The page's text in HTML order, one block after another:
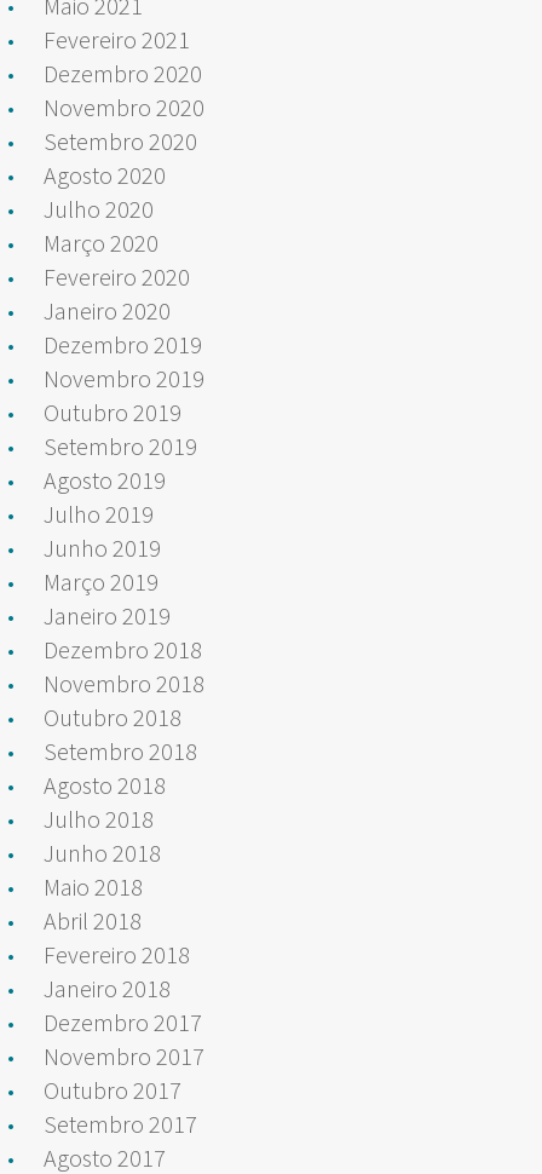
Fevereiro 2021
Dezembro 2020
Novembro 2020
Setembro 2020
Agosto 2020
Julho 2020
Março 2020
Fevereiro 2020
Janeiro 2020
Dezembro 2019
Novembro 2019
Outubro 2019
Setembro 2019
Agosto 2019
Julho 2019
Junho 2019
Março 2019
Janeiro 2019
Dezembro 2018
Novembro 2018
Outubro 2018
Setembro 2018
Agosto 2018
Julho 2018
Junho 2018
Maio 2018
Abril 2018
Fevereiro 2018
Janeiro 2018
Dezembro 2017
Novembro 2017
Outubro 2017
Setembro 2017
Agosto 2017